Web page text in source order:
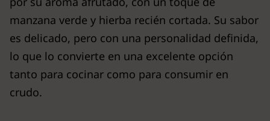
manzana verde y hierba recién cortada. Su sabor
es delicado, pero con una personalidad definida,
lo que lo convierte en una excelente opción
tanto para cocinar como para consumir en
crudo.